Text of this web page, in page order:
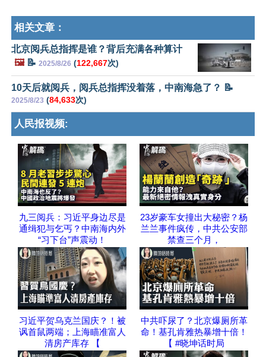
相关文章：
北京阅兵总指挥是谁？背后充满各种算计
🖼️📝 2025/8/26 (122,667次)
10天后就阅兵，阅兵总指挥没着落，中南海急了？ 📝
2025/8/23 (84,633次)
人民报视频:
九三阅兵：习近平身边尽是
通缉犯与乞丐？中南海内外
“习下台”声震动！
23岁豪车女撞出大秘密？杨
兰兰事件疯传，中共公安部
禁查三个月，
习近平贺乌克兰国庆？！被
讽首鼠两端；上海瞄准富人
清房产库存 【
中共吓尿了？北京爆厕所革
命！基孔肯雅热暴增十倍！
【 #晓坤话时局